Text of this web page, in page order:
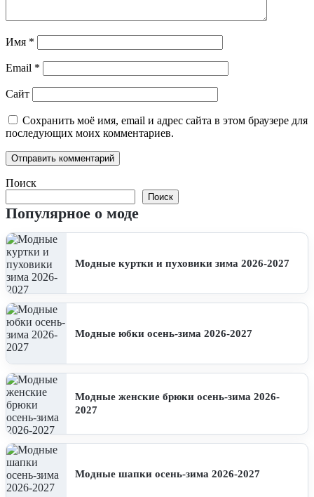
Имя *
Email *
Сайт
Сохранить моё имя, email и адрес сайта в этом браузере для
последующих моих комментариев.
Поиск
Поиск
Популярное о моде
Модные куртки и пуховики зима 2026-2027
Модные юбки осень-зима 2026-2027
Модные женские брюки осень-зима 2026-
2027
Модные шапки осень-зима 2026-2027